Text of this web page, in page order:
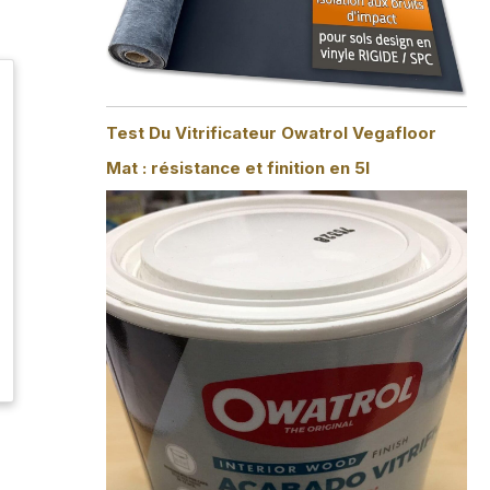
Test Du Vitrificateur Owatrol Vegafloor
Mat : résistance et finition en 5l